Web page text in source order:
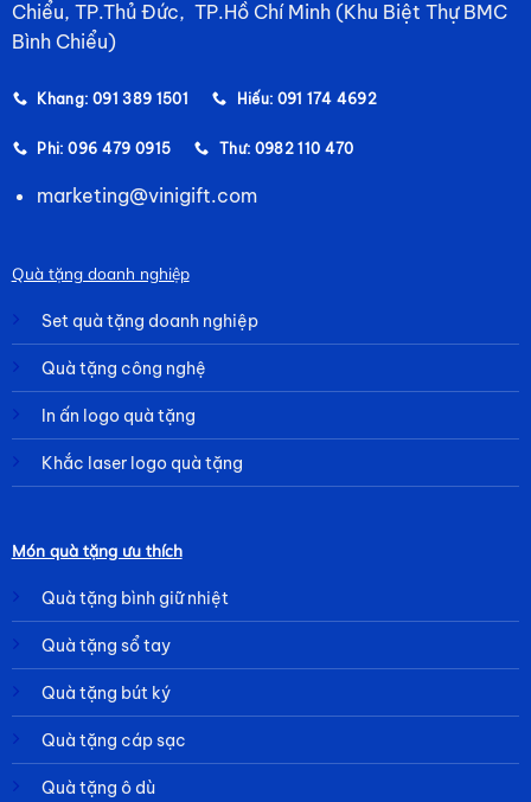
Chiểu, TP.Thủ Đức, TP.Hồ Chí Minh (Khu Biệt Thự BMC
Bình Chiểu)
Khang: 091 389 1501 Hiếu: 091 174 4692
Phi: 096 479 0915 Thư: 0982 110 470
marketing@vinigift.com
Quà tặng doanh nghiệp
Set quà tặng doanh nghiệp
Quà tặng công nghệ
In ấn logo quà tặng
Khắc laser logo quà tặng
Món quà tặng ưu thích
Quà tặng bình giữ nhiệt
Quà tặng sổ tay
Quà tặng bút ký
Quà tặng cáp sạc
Quà tặng ô dù